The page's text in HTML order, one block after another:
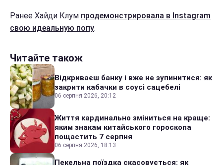
Ранее Хайди Клум продемонстрировала в Instagram
свою идеальную попу.
Читайте також
Відкриваєш банку і вже не зупинитися: як
закрити кабачки в соусі сацебелі
06 серпня 2026, 20:12
Життя кардинально зміниться на краще:
яким знакам китайського гороскопа
пощастить 7 серпня
06 серпня 2026, 18:13
Пекельна поїздка скасовується: як